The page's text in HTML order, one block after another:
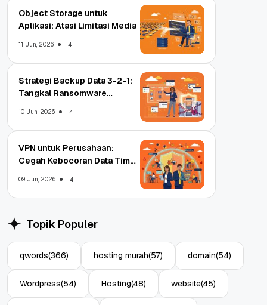
Object Storage untuk
Aplikasi: Atasi Limitasi Media
11 Jun, 2026 4
Strategi Backup Data 3-2-1:
Tangkal Ransomware
10 Jun, 2026 4
VPN untuk Perusahaan:
Cegah Kebocoran Data Tim
09 Jun, 2026 4
Topik Populer
qwords(366) hosting murah(57) domain(54)
Wordpress(54) Hosting(48) website(45)